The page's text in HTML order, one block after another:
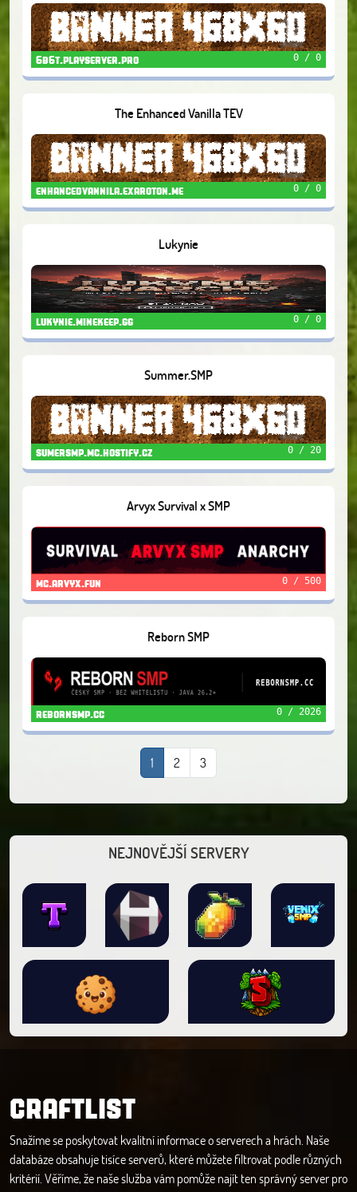
6b6t.playserver.pro 0 / 0
The Enhanced Vanilla TEV
enhancedvannila.exaroton.me 0 / 0
Lukynie
lukynie.minekeep.gg 0 / 0
Summer.SMP
sumersmp.mc.hostify.cz 0 / 20
Arvyx Survival x SMP
mc.arvyx.fun 0 / 500
Reborn SMP
rebornsmp.cc 0 / 2026
1 2 3
NEJNOVĚJŠÍ SERVERY
CRAFTLIST
Snažíme se poskytovat kvalitní informace o serverech a hrách. Naše
databáze obsahuje tisíce serverů, které můžete filtrovat podle různých
kritérií. Věříme, že naše služba vám pomůže najít ten správný server pro